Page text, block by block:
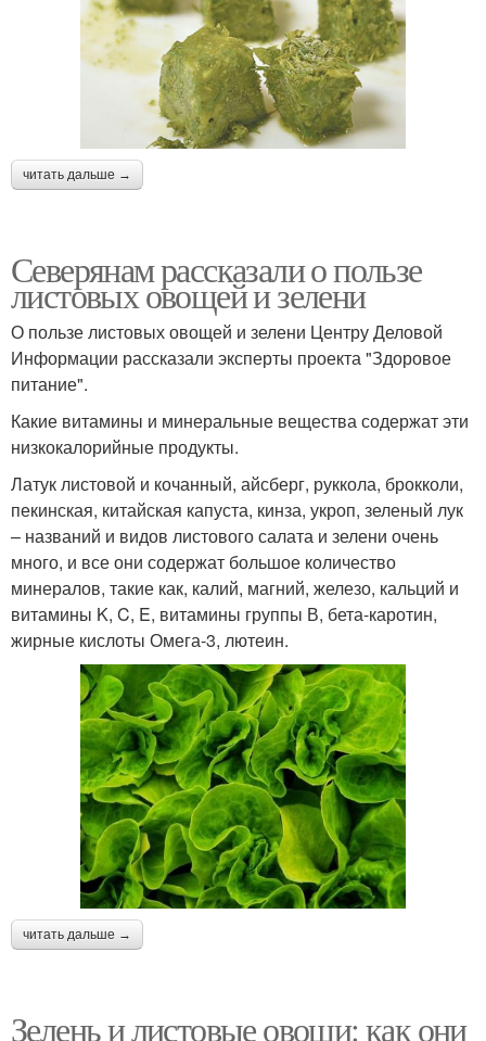
читать дальше →
Северянам рассказали о пользе
листовых овощей и зелени
О пользе листовых овощей и зелени Центру Деловой
Информации рассказали эксперты проекта "Здоровое
питание".
Какие витамины и минеральные вещества содержат эти
низкокалорийные продукты.
Латук листовой и кочанный, айсберг, руккола, брокколи,
пекинская, китайская капуста, кинза, укроп, зеленый лук
– названий и видов листового салата и зелени очень
много, и все они содержат большое количество
минералов, такие как, калий, магний, железо, кальций и
витамины K, C, E, витамины группы В, бета-каротин,
жирные кислоты Омега-3, лютеин.
читать дальше →
Зелень и листовые овощи: как они